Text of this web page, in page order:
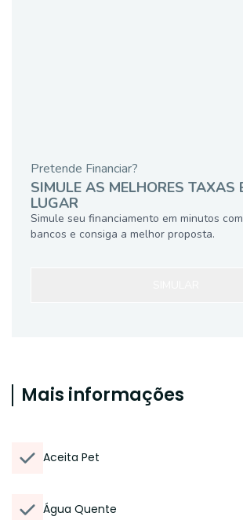
Pretende Financiar?
SIMULE AS MELHORES TAXAS
LUGAR
Simule seu financiamento em minutos
bancos e consiga a melhor proposta.
Mais informações
Aceita Pet
Água Quente